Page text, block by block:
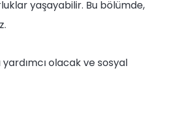
yaşayabilir. Bu bölümde,
olacak ve sosyal